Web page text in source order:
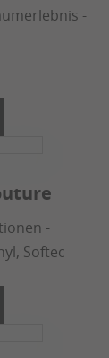
-
-
Softec